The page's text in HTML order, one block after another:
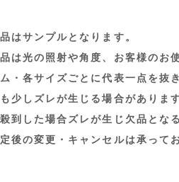
はサンプルとなります。
品は光の照射や角度、お客様のお
ム・各サイズごとに代表一点を
少しズレが生じる場合がありま
到した場合ズレが生じ欠品とな
後の変更・キャンセルは承って